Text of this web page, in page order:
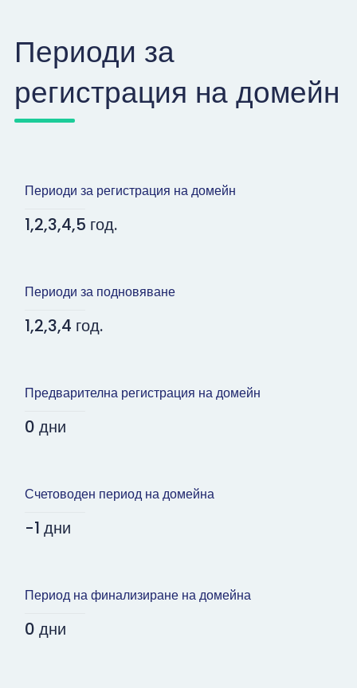
Периоди за
регистрация на домейн
Периоди за регистрация на домейн
1,2,3,4,5 год.
Периоди за подновяване
1,2,3,4 год.
Предварителна регистрация на домейн
0 дни
Счетоводен период на домейна
-1 дни
Период на финализиране на домейна
0 дни